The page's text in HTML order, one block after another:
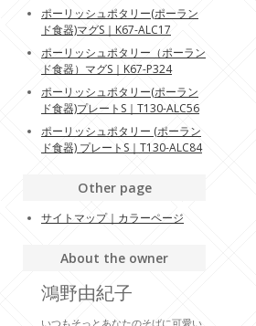
ポーリッシュポタリー(ポーラン
ド食器)マグS｜K67-ALC17
ポーリッシュポタリー（ポーラン
ド食器）マグS｜K67-P324
ポーリッシュポタリー(ポーラン
ド食器)プレートS｜T130-ALC56
ポーリッシュポタリー (ポーラン
ド食器) プレートS｜T130-ALC84
Other page
サイトマップ｜カラーページ
About the owner
鴻野由紀子
いつもそっとあなたのそばに可愛い